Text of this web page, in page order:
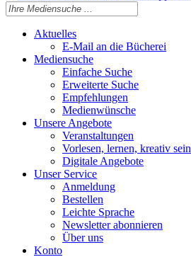
Aktuelles
E-Mail an die Bücherei
Mediensuche
Einfache Suche
Erweiterte Suche
Empfehlungen
Medienwünsche
Unsere Angebote
Veranstaltungen
Vorlesen, lernen, kreativ sein
Digitale Angebote
Unser Service
Anmeldung
Bestellen
Leichte Sprache
Newsletter abonnieren
Über uns
Konto